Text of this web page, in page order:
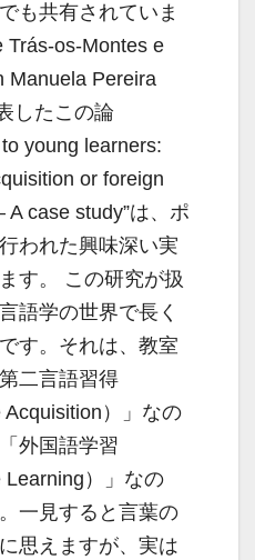
も共有されていま
Trás-os-Montes e
Manuela Pereira
したこの論
young learners:
or foreign
A case study”は、ポ
われた興味深い実
す。 この研究が扱
語学の世界で長く
す。それは、教室
二言語習得
Acquisition）」なの
外国語学習
Learning）」なの
一見すると言葉の
思えますが、実は